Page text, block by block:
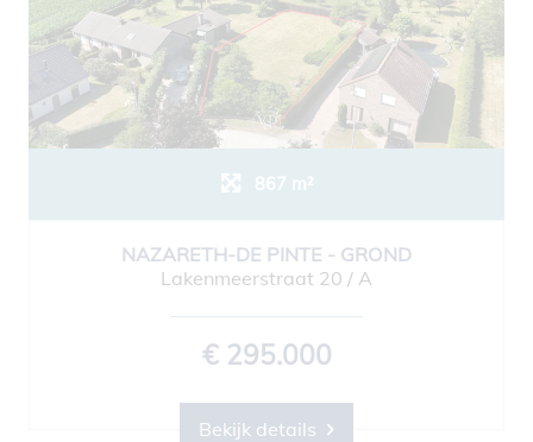
867 m²
NAZARETH-DE PINTE - GROND
Lakenmeerstraat 20 / A
€ 295.000
Bekijk details